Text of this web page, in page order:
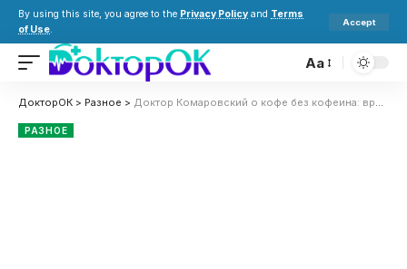
By using this site, you agree to the Privacy Policy and Terms
of Use.
Accept
Aa
ДокторОК > Разное > Доктор Комаровский о кофе без кофеина: вреден ли декаф и кому его можно пить
РАЗНОЕ